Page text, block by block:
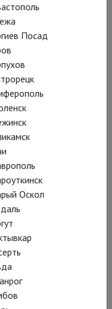
в
не
могли
Посад
Оскол